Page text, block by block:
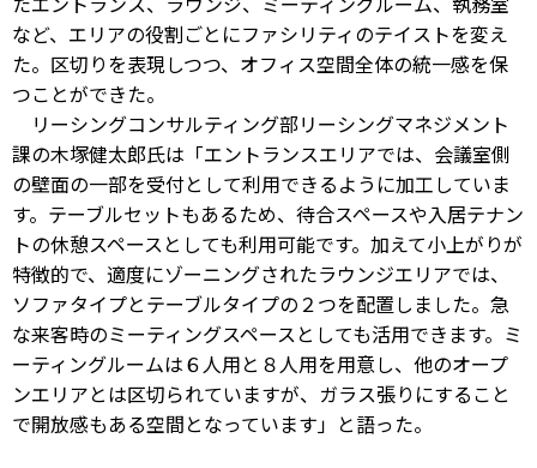
など、エリアの役割ごとにファシリティのテイストを変え
た。区切りを表現しつつ、オフィス空間全体の統一感を保
つことができた。
リーシングコンサルティング部リーシングマネジメント
課の木塚健太郎氏は「エントランスエリアでは、会議室側
の壁面の一部を受付として利用できるように加工していま
す。テーブルセットもあるため、待合スペースや入居テナン
トの休憩スペースとしても利用可能です。加えて小上がりが
特徴的で、適度にゾーニングされたラウンジエリアでは、
ソファタイプとテーブルタイプの２つを配置しました。急
な来客時のミーティングスペースとしても活用できます。ミ
ーティングルームは６人用と８人用を用意し、他のオープ
ンエリアとは区切られていますが、ガラス張りにすること
で開放感もある空間となっています」と語った。